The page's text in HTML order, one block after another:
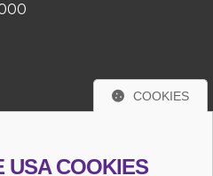
COOKIES
USA COOKIES